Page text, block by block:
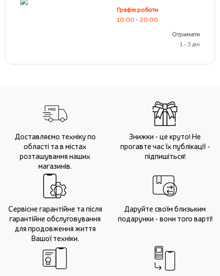
Графік роботи
10:00 - 20:00
Отримати
1 - 3 дні
Доставляємо техніку по
області та в містах
розташування наших
магазинів.
Знижки - це круто! Не
прогавте час їх публікації -
підпишіться!
Сервісне гарантійне та після
гарантійне обслуговування
для продовження життя
Вашої техніки.
Даруйте своїм близьким
подарунки - вони того варті!